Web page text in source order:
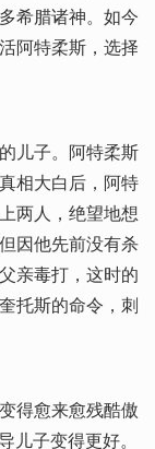
希腊诸神。如今
阿特柔斯，选择
儿子。阿特柔斯
相大白后，阿特
两人，绝望地想
因他先前没有杀
亲毒打，这时的
托斯的命令，刺
得愈来愈残酷傲
子变得更好。